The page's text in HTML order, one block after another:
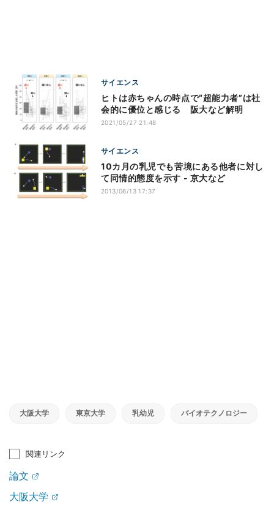
サイエンス
ヒトは赤ちゃんの時点で“超能力者”は社
会的に優位と感じる 阪大など解明
2021/05/27 21:48
サイエンス
10カ月の乳児でも苦境にある他者に対し
て同情的態度を示す - 京大など
2013/06/13 17:37
大阪大学 東京大学 乳幼児 バイオテクノロジー
関連リンク
論文
大阪大学